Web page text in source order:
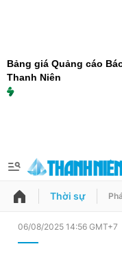
Bảng giá Quảng cáo
Thanh Niên
QUẢNG CÁO
Thời sự
06/08/2025 14:56 GMT+7